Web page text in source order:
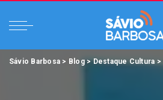
Sávio Barbosa > Blog>Destaque Cultura >